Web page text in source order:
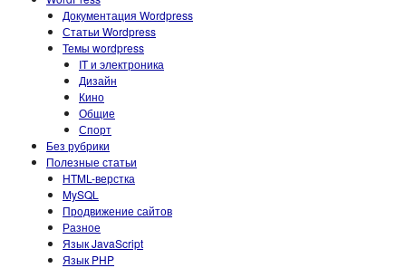
Документация Wordpress
Статьи Wordpress
Темы wordpress
IT и электроника
Дизайн
Кино
Общие
Спорт
Без рубрики
Полезные статьи
HTML-верстка
MySQL
Продвижение сайтов
Разное
Язык JavaScript
Язык PHP